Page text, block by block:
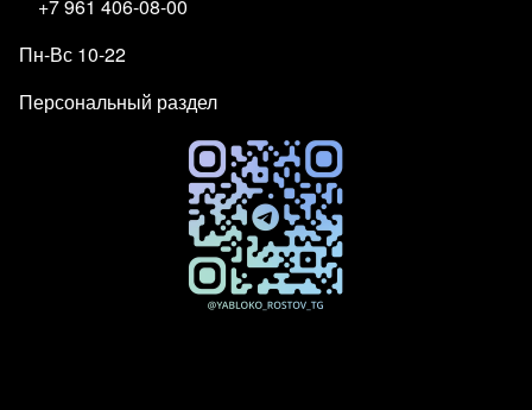
+7 961 406-08-00
Пн-Вс 10-22
Персональный раздел